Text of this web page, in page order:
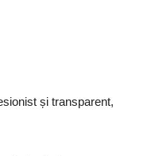
și transparent,